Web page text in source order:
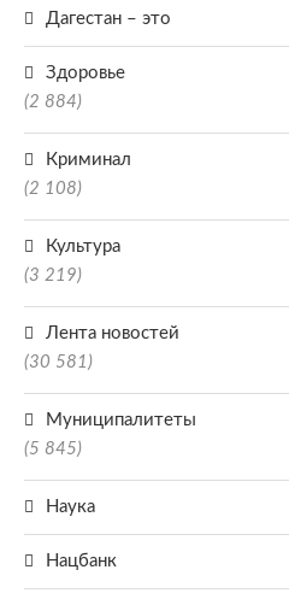
Дагестан – это
Здоровье
(2 884)
Криминал
(2 108)
Культура
(3 219)
Лента новостей
(30 581)
Муниципалитеты
(5 845)
Наука
Нацбанк